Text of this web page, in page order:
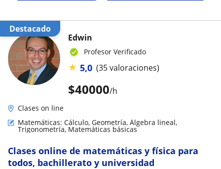
Destacado
$40000/h
Edwin
Profesor Verificado
★ 5,0 (35 valoraciones)
Clases on line
Matemáticas: Cálculo, Geometría, Álgebra lineal,
Trigonometría, Matemáticas básicas
Clases online de matemáticas y física para
todos, bachillerato y universidad